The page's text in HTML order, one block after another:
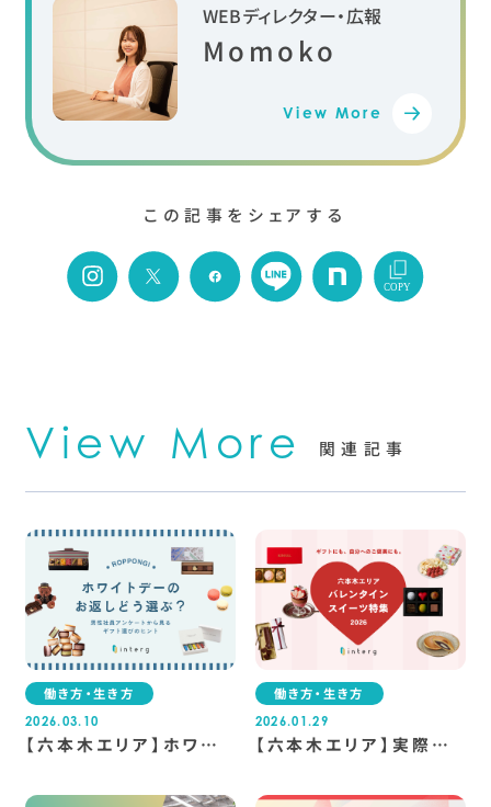
WEBディレクター・広報
Momoko
View More
この記事をシェアする
COPY
View More 関連記事
働き方・生き方
2026.03.10
【六本木エリア】ホワイト
男性社員アンケートから
働き方・生き方
2026.01.29
【六本木エリア】実際に
集まった、おすすめバレ